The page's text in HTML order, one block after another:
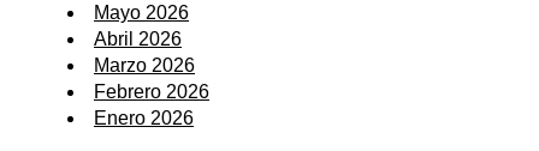
Mayo 2026
Abril 2026
Marzo 2026
Febrero 2026
Enero 2026